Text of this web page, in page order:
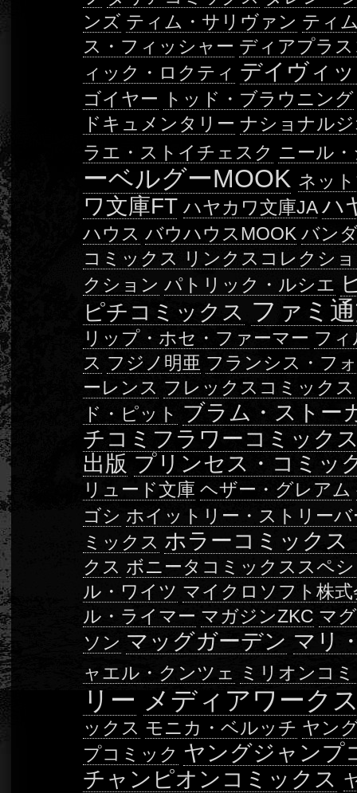
ンズ ティム・サリヴァン ティ
ス・フィッシャー ディアプラ
ィック・ロクティ デイヴィ
ゴイヤー
トッド・ブラウニング
ドキュメンタリー ナショナル
ラエ・ストイチェスク ニール
ーベルグーMOOK ネッ
ワ文庫FT ハヤカワ文庫JA ハ
ハウス バウハウスMOOK バン
コミックス リンクスコレクシ
クション パトリック・ルシエ
ピチコミックス ファミ
リップ・ホセ・ファーマー フ
ス フジノ明亜 フランシス・フ
ーレンス フレックスコミックス
ド・ピット ブラム・ストー
チコミフラワーコミック
出版 プリンセス・コミッ
リュード文庫 ヘザー・グレアム
ゴシ ホイットリー・ストリーバ
ミックス ホラーコミックス
クス ボニータコミックススペ
ル・ワイツ マイクロソフト株式
ル・ライマー マガジンZKC マ
ソン マッグガーデン マリ
ャエル・クンツェ ミリオンコ
リー メディアワーク
ックス モニカ・ベルッチ ヤン
プコミック ヤングジャンプ
チャンピオンコミックス